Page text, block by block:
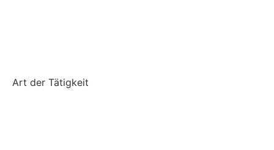
Art der Tätigkeit